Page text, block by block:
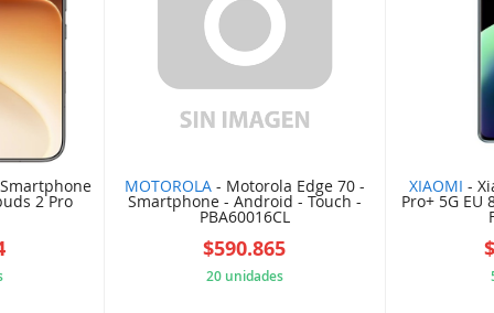
2 Pro
MOTOROLA- Motorola Edge 70 -
Smartphone - Android - Touch -
PBA60016CL
$590.865
20 unidades
XIAOMI -
Pro+ 5G EU